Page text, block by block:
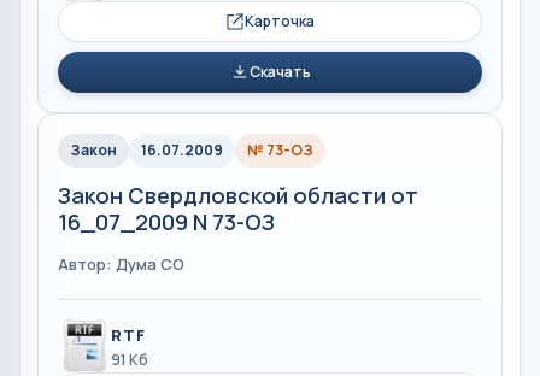
Карточка
Скачать
Закон 16.07.2009 № 73-ОЗ
Закон Свердловской области от
16_07_2009 N 73-ОЗ
Автор: Дума СО
RTF
91 Кб